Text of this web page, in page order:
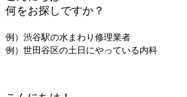
何をお探しですか？
例）渋谷駅の水まわり修理業者
例）世田谷区の土日にやっている内科